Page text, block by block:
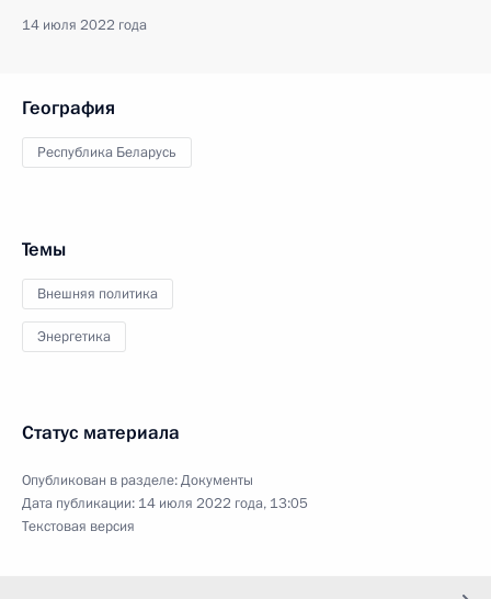
14 июля 2022 года
География
Республика Беларусь
Темы
Внешняя политика
Энергетика
Статус материала
Опубликован в разделе:Документы
Дата публикации: 14 июля 2022 года, 13:05
Текстовая версия